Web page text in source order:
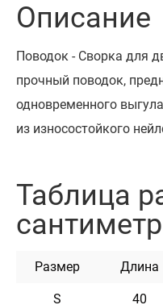
Описание
Поводок - Сворка для
прочный поводок,
одновременного
из износостойкого
материал не теряет
временем.
металлическим
нагрузку активных
Таблица
Размер Длина
S 40